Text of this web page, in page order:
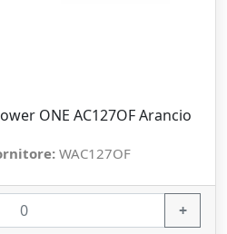
ONE AC127OF Arancio
WAC127OF
+